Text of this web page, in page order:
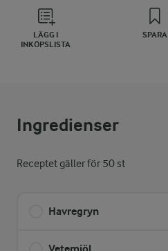
LÄGG I
INKÖPSLISTA
SPARA
Ingredienser
Receptet gäller för 50 st
Havregryn